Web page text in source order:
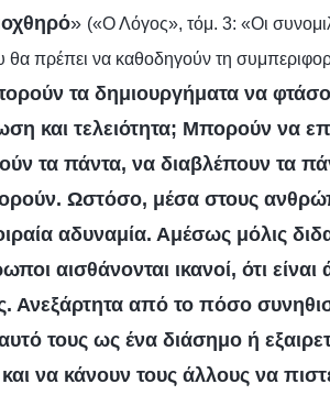
» («Ο Λόγος», τόμ. 3: «Οι
πρέπει να καθοδηγούν τη
τα δημιουργήματα να
και τελειότητα; Μπορούν να
τα πάντα, να διαβλέπουν τα
Ωστόσο, μέσα στους
αδυναμία. Αμέσως μόλις
αισθάνονται ικανοί, ότι είναι
Ανεξάρτητα από το πόσο
τους ως ένα διάσημο ή
να κάνουν τους άλλους να